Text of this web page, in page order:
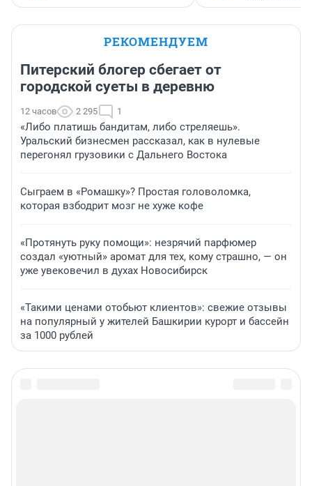
РЕКОМЕНДУЕМ
Питерский блогер сбегает от
городской суеты в деревню
12 часов 2 295 1
«Либо платишь бандитам, либо стреляешь».
Уральский бизнесмен рассказал, как в нулевые
перегонял грузовики с Дальнего Востока
Сыграем в «Ромашку»? Простая головоломка,
которая взбодрит мозг не хуже кофе
«Протянуть руку помощи»: незрячий парфюмер
создал «уютный» аромат для тех, кому страшно, — он
уже увековечил в духах Новосибирск
«Такими ценами отобьют клиентов»: свежие отзывы
на популярный у жителей Башкирии курорт и бассейн
за 1000 рублей